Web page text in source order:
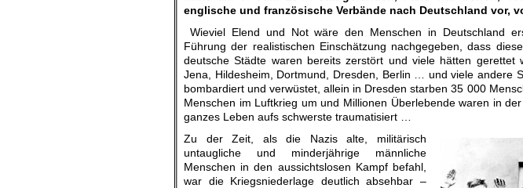
englische und französische Verbände nach Deutschland vor,
Wieviel Elend und Not wäre den Menschen in Deutschland
Führung der realistischen Einschätzung nachgegeben, dass
deutsche Städte waren bereits zerstört und viele hätten gerettet
Jena, Hildesheim, Dortmund, Dresden, Berlin … und viele andere
bombardiert und verwüstet, allein in Dresden starben 35 000
Menschen im Luftkrieg um und Millionen Überlebende waren in
ganzes Leben aufs schwerste traumatisiert …
Zu der Zeit, als die Nazis alte, militärisch
untaugliche und minderjährige männliche
Menschen in den aussichtslosen Kampf befahl,
war die Kriegsniederlage deutlich absehbar –